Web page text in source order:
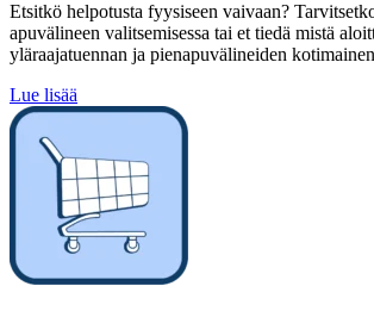
Etsitkö helpotusta fyysiseen vaivaan?
apuvälineen valitsemisessa tai et tiedä mistä
yläraajatuennan ja pienapuvälineiden
Lue lisää